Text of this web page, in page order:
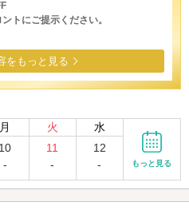
トにご提示ください。
をもっと見る
月 火 水
10
-
11
-
12
-
もっと見る